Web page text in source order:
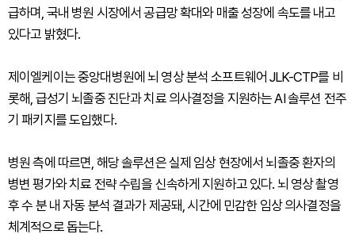
급하며, 국내 병원 시장에서 공급망 확대와 매출 성장에 속도를 내고
있다고 밝혔다.
제이엘케이는 중앙대병원에 뇌 영상 분석 소프트웨어 JLK-CTP를 비
롯해, 급성기 뇌졸중 진단과 치료 의사결정을 지원하는 AI 솔루션 전주
기 패키지를 도입했다.
병원 측에 따르면, 해당 솔루션은 실제 임상 현장에서 뇌졸중 환자의
병변 평가와 치료 전략 수립을 신속하게 지원하고 있다. 뇌 영상 촬영
후 수 분 내 자동 분석 결과가 제공돼, 시간에 민감한 임상 의사결정을
체계적으로 돕는다.